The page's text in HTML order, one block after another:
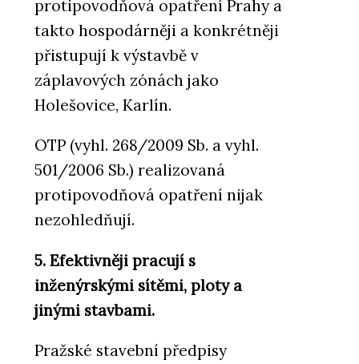
protipovodňová opatření Prahy a
takto hospodárněji a konkrétněji
přistupují k výstavbě v
záplavových zónách jako
Holešovice, Karlín.
OTP (vyhl. 268/2009 Sb. a vyhl.
501/2006 Sb.) realizovaná
protipovodňová opatření nijak
nezohledňují.
5. Efektivněji pracují s
inženýrskými sítěmi, ploty a
jinými stavbami.
Pražské stavební předpisy